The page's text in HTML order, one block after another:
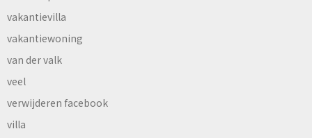
vakantievilla
vakantiewoning
van der valk
veel
verwijderen facebook
villa